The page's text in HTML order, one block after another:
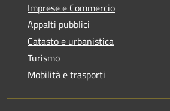
Imprese e Commercio
Appalti pubblici
Catasto e urbanistica
Turismo
Mobilità e trasporti